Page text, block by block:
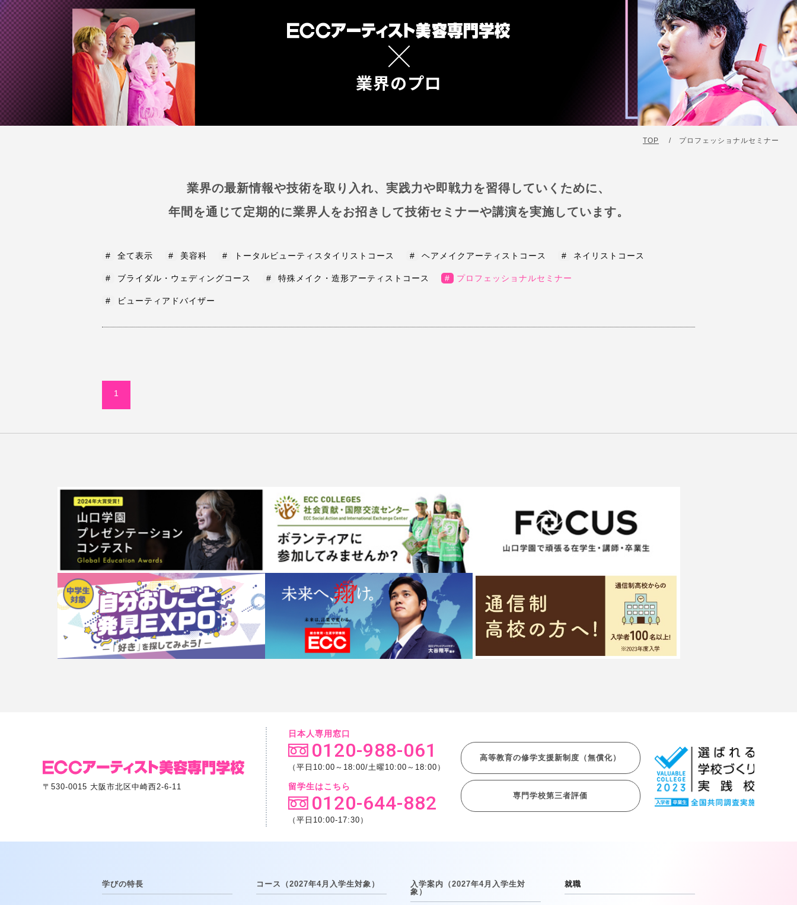
業界のプロ
TOP / プロフェッショナルセミナー
業界の最新情報や技術を取り入れ、実践力や即戦力を習得していくために、
年間を通じて定期的に業界人をお招きして技術セミナーや講演を実施しています。
# 全て表示 # 美容科 # トータルビューティスタイリストコース # ヘアメイクアーティストコース # ネイリストコース
# ブライダル・ウェディングコース # 特殊メイク・造形アーティストコース # プロフェッショナルセミナー
# ビューティアドバイザー
1
〒530-0015 大阪市北区中崎西2-6-11
日本人専用窓口
0120-988-061
（平日10:00～18:00/土曜10:00～18:00）
留学生はこちら
0120-644-882
（平日10:00-17:30）
高等教育の修学支援新制度（無償化）
専門学校第三者評価
学びの特長 コース（2027年4月入学生対象）
入学案内（2027年4月入学生対
象）
就職